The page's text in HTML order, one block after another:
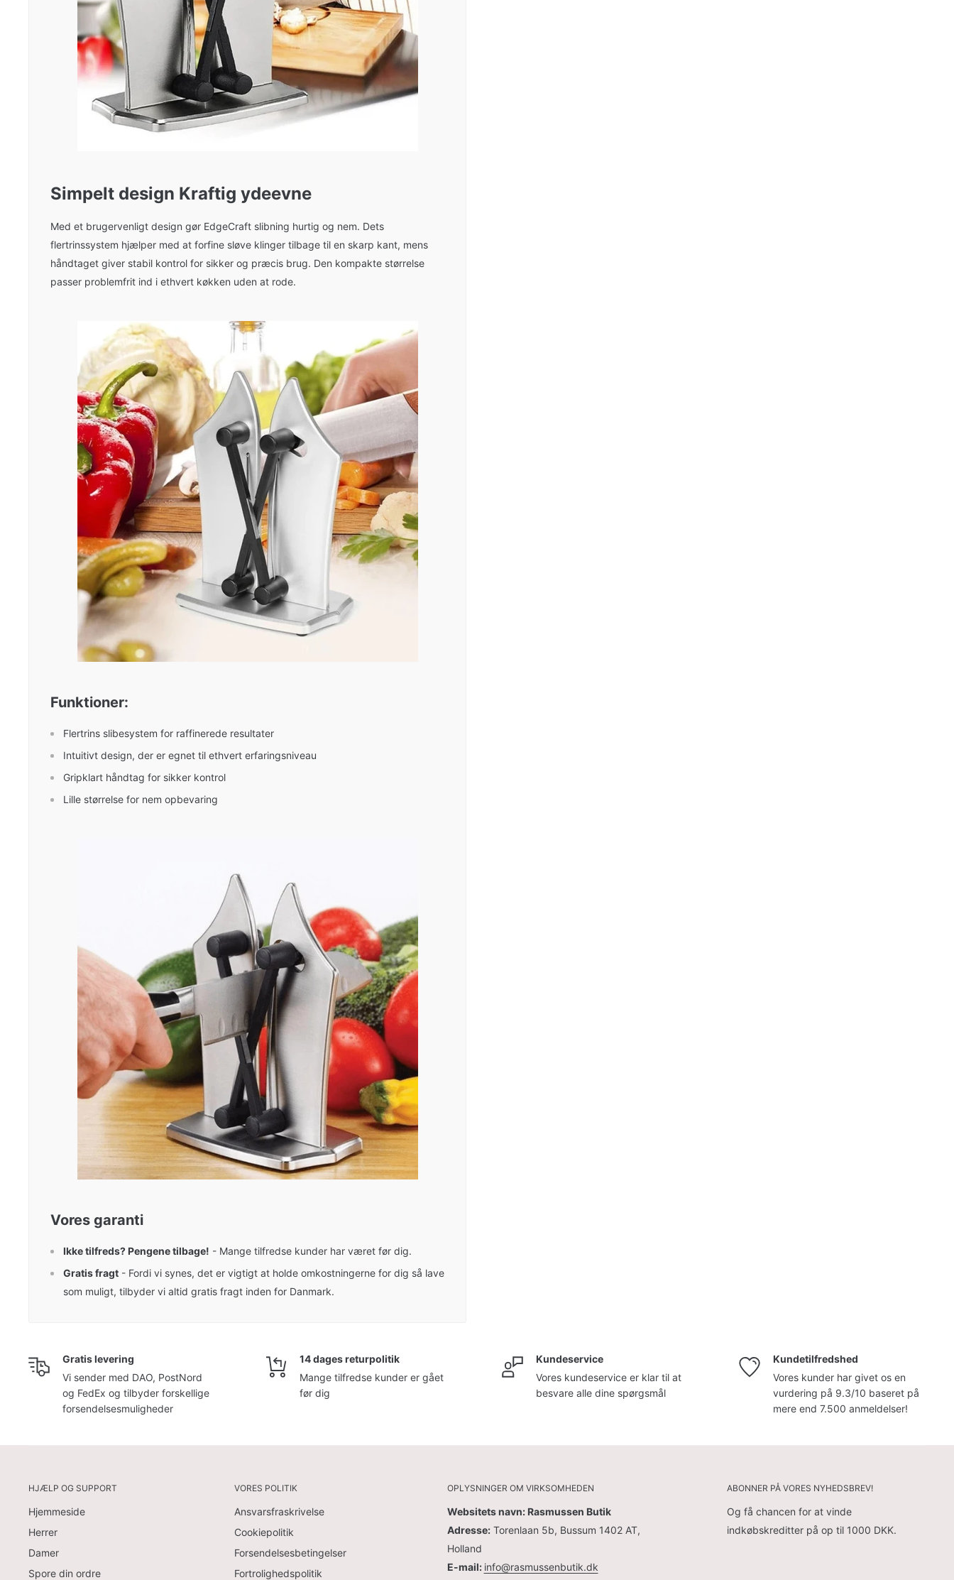
Simpelt design Kraftig ydeevne
Med et brugervenligt design gør EdgeCraft slibning hurtig og nem. Dets
flertrinssystem hjælper med at forfine sløve klinger tilbage til en skarp kant, mens
håndtaget giver stabil kontrol for sikker og præcis brug. Den kompakte størrelse
passer problemfrit ind i ethvert køkken uden at rode.
Funktioner:
Flertrins slibesystem for raffinerede resultater
Intuitivt design, der er egnet til ethvert erfaringsniveau
Gripklart håndtag for sikker kontrol
Lille størrelse for nem opbevaring
Vores garanti
Ikke tilfreds? Pengene tilbage! - Mange tilfredse kunder har været før dig.
Gratis fragt - Fordi vi synes, det er vigtigt at holde omkostningerne for dig så lave
som muligt, tilbyder vi altid gratis fragt inden for Danmark.
Gratis levering
Vi sender med DAO, PostNord
og FedEx og tilbyder forskellige
forsendelsesmuligheder
14 dages returpolitik
Mange tilfredse kunder er gået
før dig
Kundeservice
Vores kundeservice er klar til at
besvare alle dine spørgsmål
Kundetilfredshed
Vores kunder har givet os en
vurdering på 9.3/10 baseret på
mere end 7.500 anmeldelser!
HJÆLP OG SUPPORT
Hjemmeside
Herrer
Damer
Spore din ordre
VORES POLITIK
Ansvarsfraskrivelse
Cookiepolitik
Forsendelsesbetingelser
Fortrolighedspolitik
OPLYSNINGER OM VIRKSOMHEDEN
Websitets navn: Rasmussen Butik
Adresse:Torenlaan 5b, Bussum 1402 AT,
Holland
E-mail: info@rasmussenbutik.dk
ABONNER PÅ VORES NYHEDSBREV!
Og få chancen for at vinde
indkøbskreditter på op til 1000 DKK.